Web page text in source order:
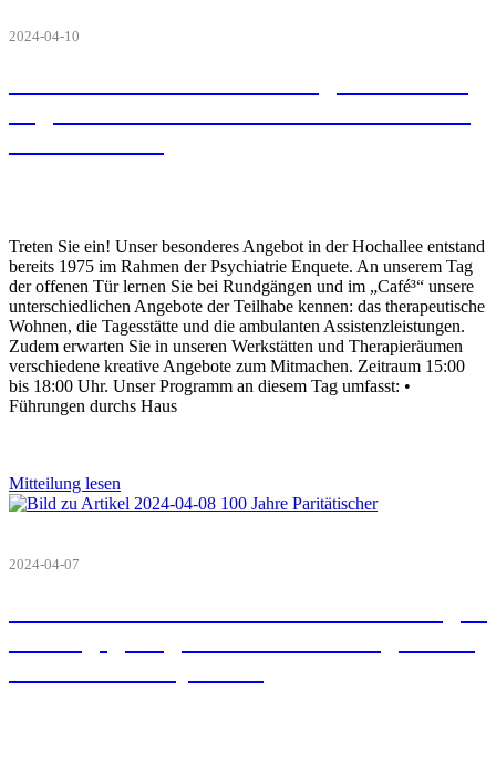
2024-04-10
Treten Sie ein! Unser besonderes Angebot in der Hochallee entstand
bereits 1975 im Rahmen der Psychiatrie Enquete. An unserem Tag
der offenen Tür lernen Sie bei Rundgängen und im „Café³“ unsere
unterschiedlichen Angebote der Teilhabe kennen: das therapeutische
Wohnen, die Tagesstätte und die ambulanten Assistenzleistungen.
Zudem erwarten Sie in unseren Werkstätten und Therapieräumen
verschiedene kreative Angebote zum Mitmachen. Zeitraum 15:00
bis 18:00 Uhr. Unser Programm an diesem Tag umfasst: •
Führungen durchs Haus
Mitteilung lesen
2024-04-07